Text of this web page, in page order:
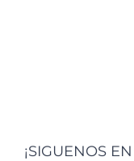
¡SIGUENOS